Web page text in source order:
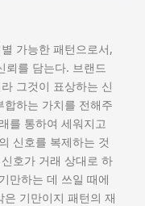
가능한 패턴으로서,
뢰를 담는다. 브랜드
그것이 표상하는 신
하는 가치를 전해주
를 통하여 세워지고
신호를 복제하는 것
호가 거래 상대로 하
만하는 데 쓰일 때에
기만이지 패턴의 재